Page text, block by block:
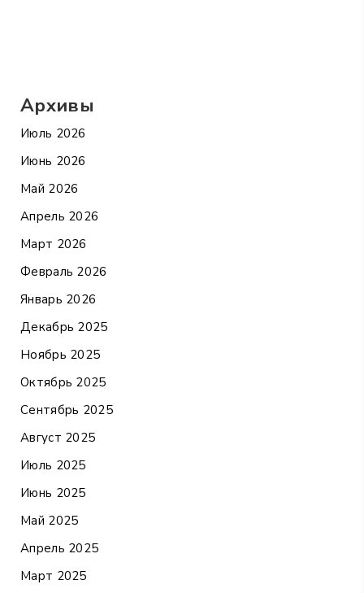
Архивы
Июль 2026
Июнь 2026
Май 2026
Апрель 2026
Март 2026
Февраль 2026
Январь 2026
Декабрь 2025
Ноябрь 2025
Октябрь 2025
Сентябрь 2025
Август 2025
Июль 2025
Июнь 2025
Май 2025
Апрель 2025
Март 2025